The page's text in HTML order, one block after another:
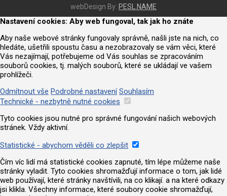
webDesign By: PESL.NAME
Nastavení cookies: Aby web fungoval, tak jak ho znáte
Aby naše webové stránky fungovaly správně, našli jste na nich, co
hledáte, ušetřili spoustu času a nezobrazovaly se vám věci, které
Vás nezajímají, potřebujeme od Vás souhlas se zpracováním
souborů cookies, tj. malých souborů, které se ukládají ve vašem
prohlížeči.
Odmítnout vše Podrobné nastavení Souhlasím
Technické - nezbytně nutné cookies
Tyto cookies jsou nutné pro správné fungování našich webových
stránek. Vždy aktivní.
Statistické - abychom věděli co zlepšit
Čím víc lidí má statistické cookies zapnuté, tím lépe můžeme naše
stránky vyladit. Tyto cookies shromažďují informace o tom, jak lidé
web používají, které stránky navštívili, na co klikají. a na které odkazy
jsi klikla. Všechny informace, které soubory cookie shromažďují,